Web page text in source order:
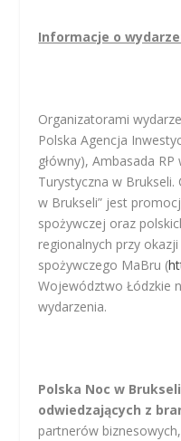
Informacje o
Organizatorami
Polska Agencja
główny), Ambasada
Turystyczna w Brukseli.
w Brukseli” jest
spożywczej oraz
regionalnych przy
spożywczego MaBru (
Województwo Łódzkie
wydarzenia.
Polska Noc w
odwiedzających z
partnerów